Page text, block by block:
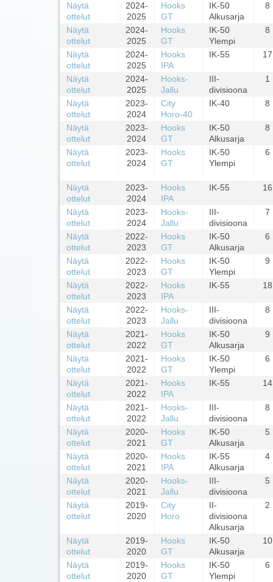
Näytä
ottelut
2024-
2025
Hooks
GT
IK-50
Alkusarja
8
Näytä
ottelut
2024-
2025
Hooks
GT
IK-50
Ylempi
8
Näytä
ottelut
2024-
2025
Hooks
IPA
IK-55 17
Näytä
ottelut
2024-
2025
Hooks-
Jallu
III-
divisioona
1
Näytä
ottelut
2023-
2024
City
Horo-40
IK-40 8
Näytä
ottelut
2023-
2024
Hooks
GT
IK-50
Alkusarja
8
Näytä
ottelut
2023-
2024
Hooks
GT
IK-50
Ylempi
6
Näytä
ottelut
2023-
2024
Hooks
IPA
IK-55 16
Näytä
ottelut
2023-
2024
Hooks-
Jallu
III-
divisioona
7
Näytä
ottelut
2022-
2023
Hooks
GT
IK-50
Alkusarja
6
Näytä
ottelut
2022-
2023
Hooks
GT
IK-50
Ylempi
9
Näytä
ottelut
2022-
2023
Hooks
IPA
IK-55 18
Näytä
ottelut
2022-
2023
Hooks-
Jallu
III-
divisioona
8
Näytä
ottelut
2021-
2022
Hooks
GT
IK-50
Alkusarja
9
Näytä
ottelut
2021-
2022
Hooks
GT
IK-50
Ylempi
6
Näytä
ottelut
2021-
2022
Hooks
IPA
IK-55 14
Näytä
ottelut
2021-
2022
Hooks-
Jallu
III-
divisioona
8
Näytä
ottelut
2020-
2021
Hooks
GT
IK-50
Alkusarja
5
Näytä
ottelut
2020-
2021
Hooks
IPA
IK-55
Alkusarja
4
Näytä
ottelut
2020-
2021
Hooks-
Jallu
III-
divisioona
5
Näytä
ottelut
2019-
2020
City
Horo
II-
divisioona
Alkusarja
2
Näytä
ottelut
2019-
2020
Hooks
GT
IK-50
Alkusarja
10
Näytä
ottelut
2019-
2020
Hooks
GT
IK-50
Ylempi
6